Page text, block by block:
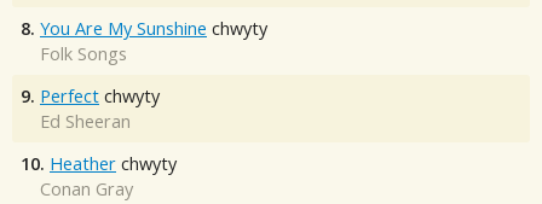
8. You Are My Sunshine chwyty
Folk Songs
9. Perfect chwyty
Ed Sheeran
10. Heather chwyty
Conan Gray